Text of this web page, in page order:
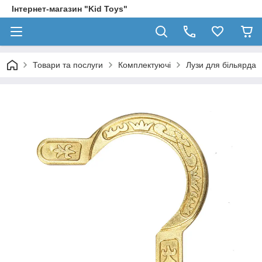
Інтернет-магазин "Kid Toys"
Товари та послуги Комплектуючі Лузи для більярда